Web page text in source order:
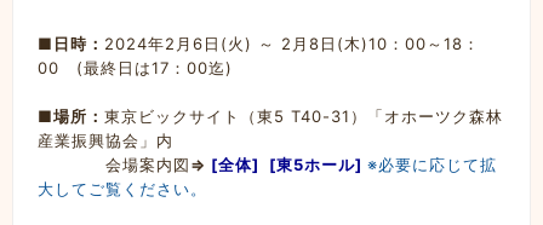
■日時： 2024年2月6日(火) ～ 2月8日(木)10：00～18：
00 (最終日は17：00迄)
■場所： 東京ビックサイト（東5 T40-31）「オホーツク森林
産業振興協会」内
会場案内図⇒ [全体] [東5ホール] ※必要に応じて拡
大してご覧ください。